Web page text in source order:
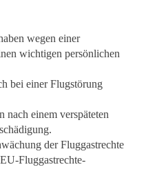
wegen einer
wichtigen persönlichen
bei einer Flugstörung
nach einem verspäteten
der Fluggastrechte
Fluggastrechte-